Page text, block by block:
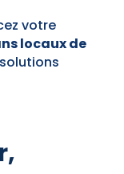
votre
locaux de